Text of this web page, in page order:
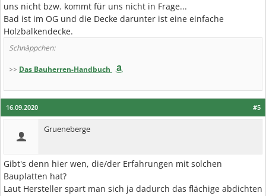
uns nicht bzw. kommt für uns nicht in Frage...
Bad ist im OG und die Decke darunter ist eine einfache
Holzbalkendecke.
Schnäppchen:
>> Das Bauherren-Handbuch
#5
16.09.2020
Grueneberge
Gibt's denn hier wen, die/der Erfahrungen mit solchen
Bauplatten hat?
Laut Hersteller spart man sich ja dadurch das flächige abdichten